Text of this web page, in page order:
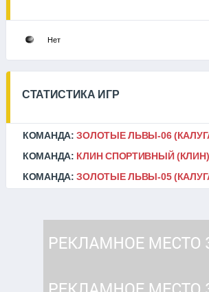
Нет
СТАТИСТИКА ИГР
КОМАНДА:ЗОЛОТЫЕ ЛЬВЫ-06
КОМАНДА: КЛИН СПОРТИВНЫЙ
КОМАНДА:ЗОЛОТЫЕ ЛЬВЫ-05